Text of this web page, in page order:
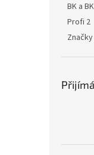
BK a
Profi 2
Značky